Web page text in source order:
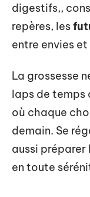
digestifs,,
repères, les
entre envies
La grossesse
laps de temps
où chaque
demain. Se
aussi préparer
en toute